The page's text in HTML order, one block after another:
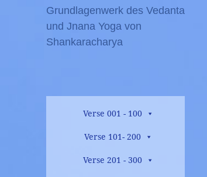
Grundlagenwerk des Vedanta
und Jnana Yoga von
Shankaracharya
Verse 001 - 100
Verse 101- 200
Verse 201 - 300